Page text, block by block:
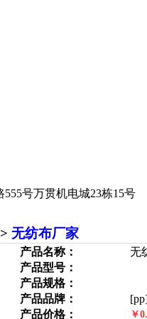
号万贯机电城23栋15号
> 无纺布厂家
产品名称：
无
产品型号：
产品规格：
产品品牌：
产品价格：
￥